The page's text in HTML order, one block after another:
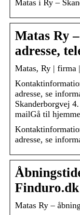
Matas i Ry –
Matas Ry
adresse,
Matas, Ry | firma
adresse, se
Skanderborgvej
mailGå til
adresse, se
Finduro.dk
Matas Ry –